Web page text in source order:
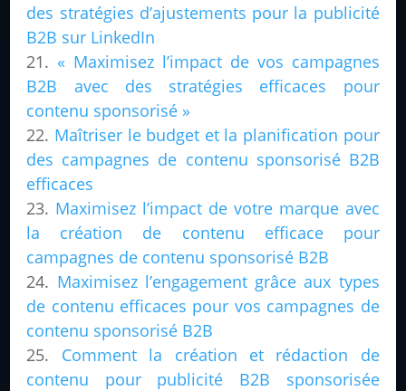
des stratégies d’ajustements pour la publicité
B2B sur LinkedIn
« Maximisez l’impact de vos campagnes
B2B avec des stratégies efficaces pour
contenu sponsorisé »
Maîtriser le budget et la planification pour
des campagnes de contenu sponsorisé B2B
efficaces
Maximisez l’impact de votre marque avec
la création de contenu efficace pour
campagnes de contenu sponsorisé B2B
Maximisez l’engagement grâce aux types
de contenu efficaces pour vos campagnes de
contenu sponsorisé B2B
Comment la création et rédaction de
contenu pour publicité B2B sponsorisée